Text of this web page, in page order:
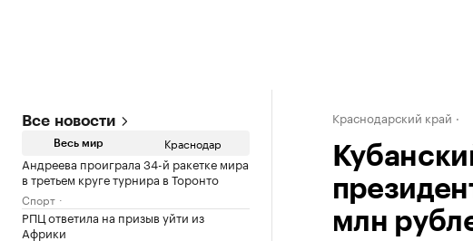
Все новости
Весь мир Краснодар
Андреева проиграла 34-й ракетке мира
в третьем круге турнира в Торонто
Спорт
РПЦ ответила на призыв уйти из
Африки
Краснодарский край
млн